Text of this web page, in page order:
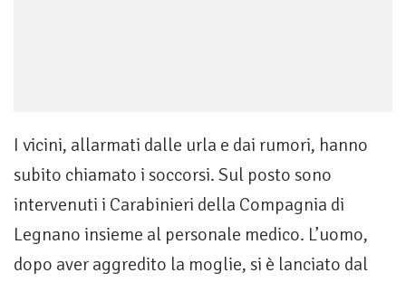
I vicini, allarmati dalle urla e dai rumori, hanno
subito chiamato i soccorsi. Sul posto sono
intervenuti i Carabinieri della Compagnia di
Legnano insieme al personale medico. L’uomo,
dopo aver aggredito la moglie, si è lanciato dal